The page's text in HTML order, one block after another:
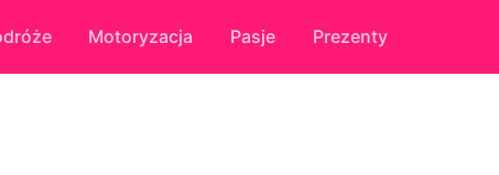
Motoryzacja Pasje Prezenty